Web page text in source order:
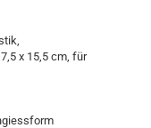
x 15,5 cm, für